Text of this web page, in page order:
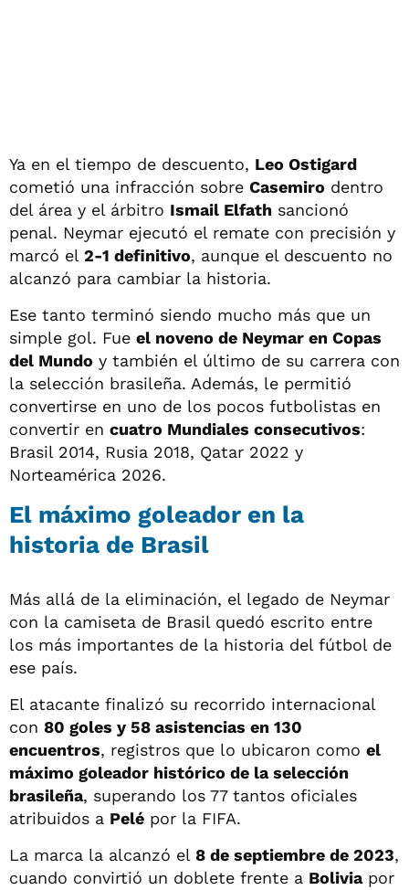
Ya en el tiempo de descuento, Leo Ostigard
cometió una infracción sobre Casemiro dentro
del área y el árbitro Ismail Elfath sancionó
penal. Neymar ejecutó el remate con precisión y
marcó el 2-1 definitivo, aunque el descuento no
alcanzó para cambiar la historia.
Ese tanto terminó siendo mucho más que un
simple gol. Fue el noveno de Neymar en Copas
del Mundo y también el último de su carrera con
la selección brasileña. Además, le permitió
convertirse en uno de los pocos futbolistas en
convertir en cuatro Mundiales consecutivos:
Brasil 2014, Rusia 2018, Qatar 2022 y
Norteamérica 2026.
El máximo goleador en la
historia de Brasil
Más allá de la eliminación, el legado de Neymar
con la camiseta de Brasil quedó escrito entre
los más importantes de la historia del fútbol de
ese país.
El atacante finalizó su recorrido internacional
con 80 goles y 58 asistencias en 130
encuentros, registros que lo ubicaron como el
máximo goleador histórico de la selección
brasileña, superando los 77 tantos oficiales
atribuidos a Pelé por la FIFA.
La marca la alcanzó el 8 de septiembre de 2023,
cuando convirtió un doblete frente a Boliviapor